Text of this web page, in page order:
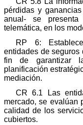
pérdidas y
anual- se
telemática, en los
RP 6:
entidades de seguros
fin de garantizar
planificación
mediación.
CR 6.1 Las
mercado, se evalúan
calidad de los
cubiertos.